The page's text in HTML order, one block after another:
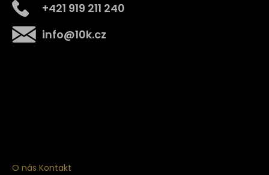
info@10k.cz
+421 919 211 240
O nás Kontakt